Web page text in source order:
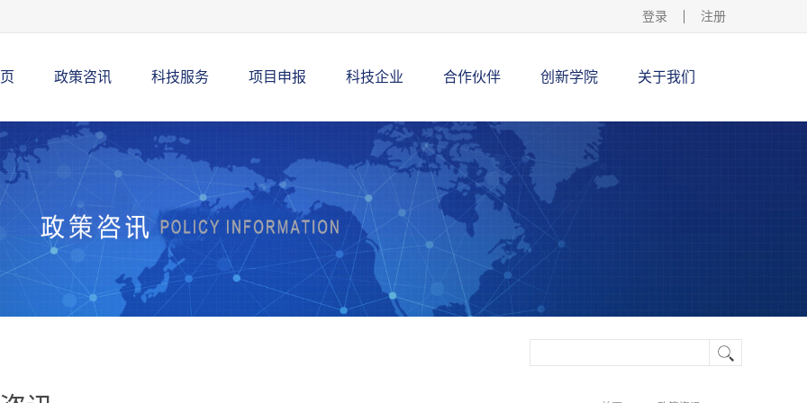
登录 注册
政策咨讯 科技服务 项目申报 科技企业 合作伙伴 创新学院 关于我们